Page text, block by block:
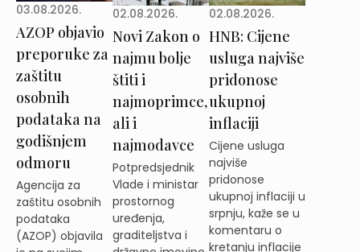
03.08.2026.
AZOP objavio
preporuke za
zaštitu
osobnih
podataka na
godišnjem
odmoru
Agencija za
zaštitu osobnih
podataka
(AZOP) objavila
02.08.2026.
Novi Zakon o
najmu bolje
štiti i
najmoprimce,
ali i
najmodavce
Potpredsjednik
Vlade i ministar
prostornog
uređenja,
graditeljstva i
02.08.2026.
HNB: Cijene
usluga najviše
pridonose
ukupnoj
inflaciji
Cijene usluga
najviše
pridonose
ukupnoj inflaciji u
srpnju, kaže se u
komentaru o
kretanju inflacije